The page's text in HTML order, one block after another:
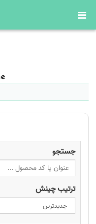
جستجو
ترتیب چینش